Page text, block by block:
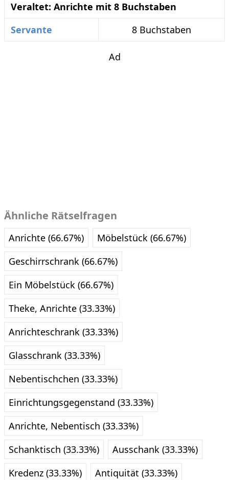
Veraltet: Anrichte mit 8 Buchstaben
Servante
8 Buchstaben
Ad
Ähnliche Rätselfragen
Anrichte (66.67%)
Möbelstück (66.67%)
Geschirrschrank (66.67%)
Ein Möbelstück (66.67%)
Theke, Anrichte (33.33%)
Anrichteschrank (33.33%)
Glasschrank (33.33%)
Nebentischchen (33.33%)
Einrichtungsgegenstand (33.33%)
Anrichte, Nebentisch (33.33%)
Schanktisch (33.33%)
Ausschank (33.33%)
Kredenz (33.33%)
Antiquität (33.33%)